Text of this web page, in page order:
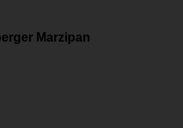
Marzipan